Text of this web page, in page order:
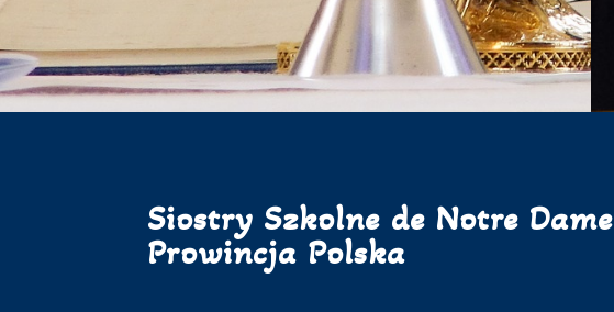
Siostry Szkolne de Notre Dame
Prowincja Polska